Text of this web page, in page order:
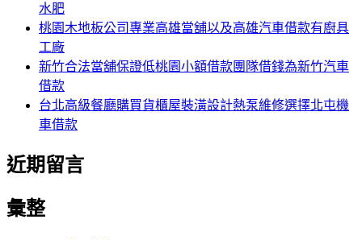
水肥
桃園木地板公司專業高雄當舖以及高雄汽車借款有廚具
工廠
新竹合法當舖保證低桃園小額借款團隊借錢為新竹汽車
借款
台北高級餐廳購買貨櫃屋裝潢設計熱泵維修選擇北屯機
車借款
近期留言
彙整